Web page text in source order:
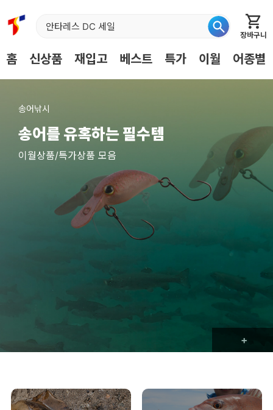
장바구니
홈 신상품 재입고 베스트 특가 이월 어종별
송어낚시
송어를 유혹하는 필수템
이월상품/특가상품 모음